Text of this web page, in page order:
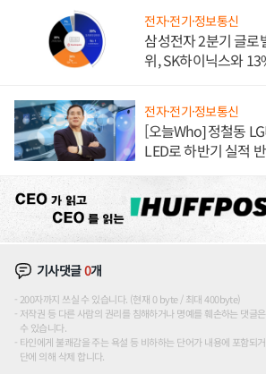
전자·전기·정보통신
삼성전자 2분기 글
위, SK하이닉스와
전자·전기·정보통신
[오늘Who] 정철동
LED로 하반기 실적
기사댓글0개
200자까지 쓰실 수 있습니다. (현재 0 byte / 최대 400byte)
저작권 등 다른 사람의 권리를 침해하거나 명예를 훼손하는 댓글
수 있습니다.
타인에게 불쾌감을 주는 욕설 등 비하하는 단어가 내용에 포함되
단에 의해 삭제 합니다.